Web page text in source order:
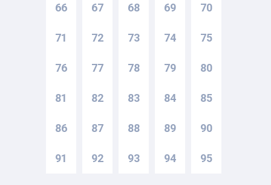
66 67 68 69 70
71 72 73 74 75
76 77 78 79 80
81 82 83 84 85
86 87 88 89 90
91 92 93 94 95